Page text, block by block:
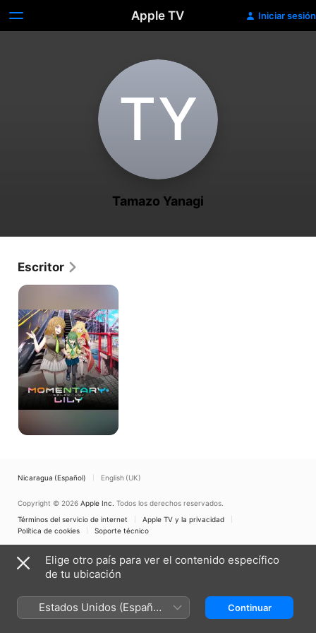
Apple TV Iniciar sesión
T‌Y
Tamazo Yanagi
Escritor
Momentary
Nicaragua (Español) English (UK)
Copyright © 2026 Apple Inc. Todos los derechos reservados.
Términos del servicio de internet
Apple TV y la privacidad
Política de cookies
Soporte técnico
Elige otro país para ver el contenido específico
de tu ubicación
Estados Unidos (Español
México)
Continuar